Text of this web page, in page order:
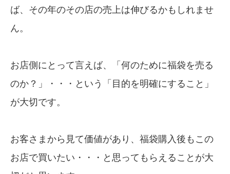
ば、その年のその店の売上は伸びるかもしれませ
ん。
お店側にとって言えば、「何のために福袋を売る
のか？」・・・という「目的を明確にすること」
が大切です。
お客さまから見て価値があり、福袋購入後もこの
お店で買いたい・・・と思ってもらえることが大